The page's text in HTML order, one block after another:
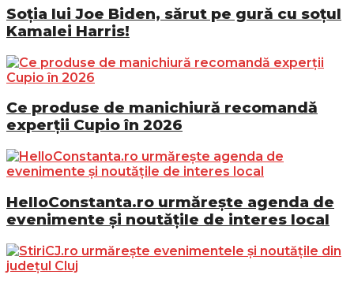
Soția lui Joe Biden, sărut pe gură cu soțul
Kamalei Harris!
Ce produse de manichiură recomandă
experții Cupio în 2026
HelloConstanta.ro urmărește agenda de
evenimente și noutățile de interes local